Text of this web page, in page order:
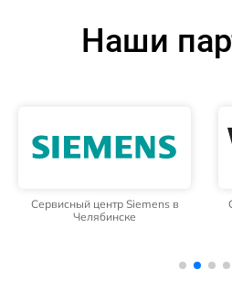
Наши
Сервисный центр Siemens в
Челябинске